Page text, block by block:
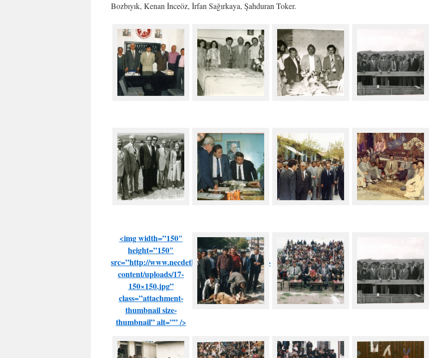
Bozbıyık, Kenan İnceöz, İrfan Sağırkaya, Şahduran Toker.
<imgwidth=”150″
height=”150″
src=”http://www.necdetbayraktaroglu.com/wp-
content/uploads/17-
150×150.jpg”
class=”attachment-
thumbnail size-
thumbnail” alt=”” />